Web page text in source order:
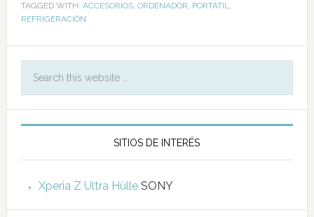
TAGGED WITH: ACCESORIOS, ORDENADOR, PORTÁTIL,
REFRIGERACIÓN
SITIOS DE INTERÉS
Xperia Z Ultra HülleSONY